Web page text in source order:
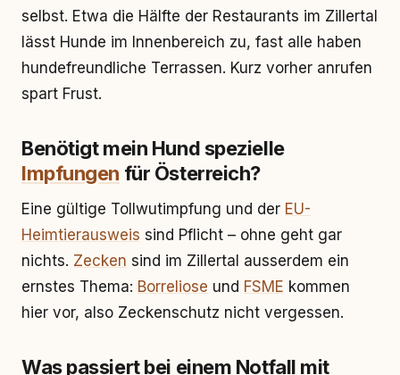
selbst. Etwa die Hälfte der Restaurants im Zillertal
lässt Hunde im Innenbereich zu, fast alle haben
hundefreundliche Terrassen. Kurz vorher anrufen
spart Frust.
Benötigt mein Hund spezielle
Impfungen für Österreich?
Eine gültige Tollwutimpfung und der EU-
Heimtierausweis sind Pflicht – ohne geht gar
nichts. Zecken sind im Zillertal ausserdem ein
ernstes Thema: Borreliose und FSME kommen
hier vor, also Zeckenschutz nicht vergessen.
Was passiert bei einem Notfall mit